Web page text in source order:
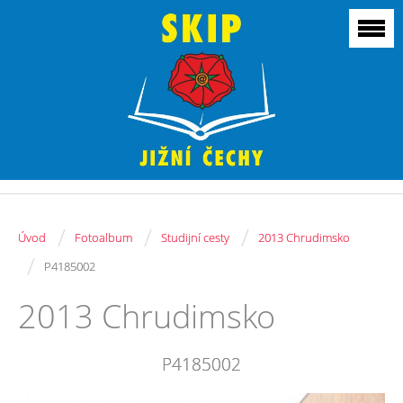
Úvod / Fotoalbum / Studijní cesty / 2013 Chrudimsko
/ P4185002
2013 Chrudimsko
P4185002